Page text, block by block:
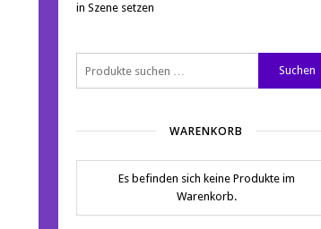
in Szene setzen
nach:
Suchen
WARENKORB
Es befinden sich keine Produkte im
Warenkorb.